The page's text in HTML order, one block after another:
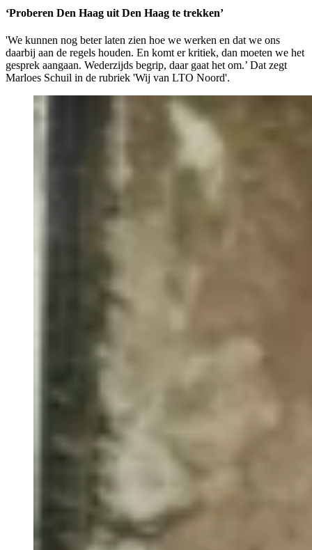
‘Proberen Den Haag uit Den Haag te trekken’
'We kunnen nog beter laten zien hoe we werken en dat we ons
daarbij aan de regels houden. En komt er kritiek, dan moeten we het
gesprek aangaan. Wederzijds begrip, daar gaat het om.’ Dat zegt
Marloes Schuil in de rubriek 'Wij van LTO Noord'.